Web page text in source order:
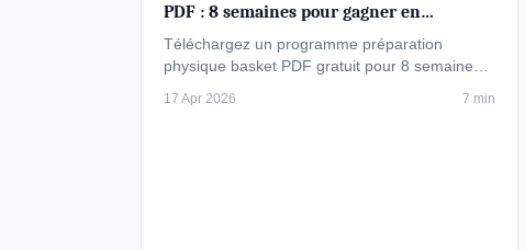
PDF : 8 semaines pour gagner en
explosivité
Téléchargez un programme préparation
physique basket PDF gratuit pour 8 semaines.
musculaire …
17 Apr 2026 7 min